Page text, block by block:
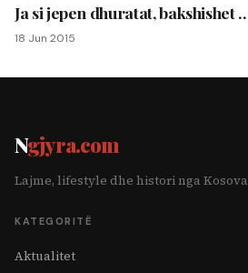
Ja si jepen dhuratat, bakshishet
18 Jun 2015
Ngjyra.com
Lajme, lifestyle dhe histori nga
KATEGORITË
Aktualitet